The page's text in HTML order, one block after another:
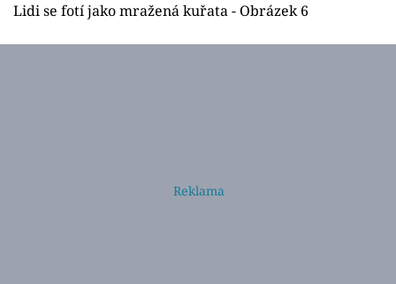
Lidi se fotí jako mražená kuřata - Obrázek 6